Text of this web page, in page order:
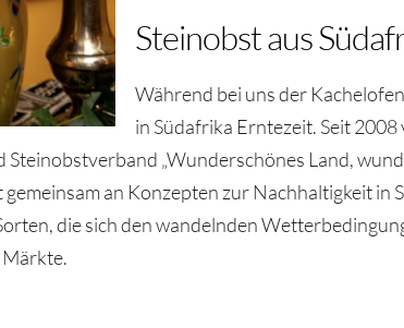
Steinobst aus
Während bei uns der
in Südafrika Erntezeit. Seit
„Wunderschönes Land,
an Konzepten zur Nachhaltigkeit in
die sich den wandelnden